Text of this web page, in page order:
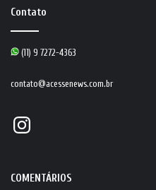
Contato
(11) 9 7272-4363
contato@acessenews.com.br
Instagram
COMENTÁRIOS